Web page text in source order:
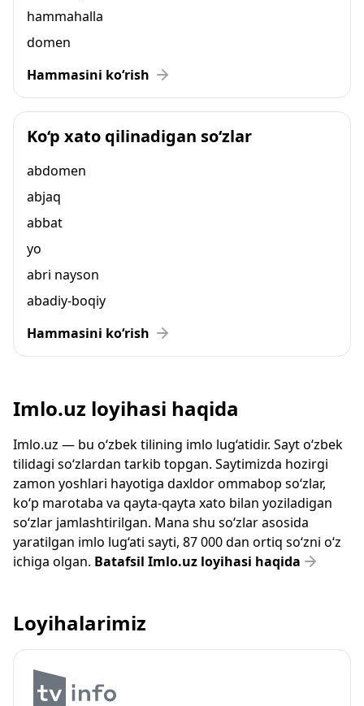
hammahalla
domen
Hammasini ko‘rish
Ko‘p xato qilinadigan so‘zlar
abdomen
abjaq
abbat
yo
abri nayson
abadiy-boqiy
Hammasini ko‘rish
Imlo.uz loyihasi haqida
Imlo.uz — bu o‘zbek tilining imlo lug‘atidir. Sayt o‘zbek
tilidagi so‘zlardan tarkib topgan. Saytimizda hozirgi
zamon yoshlari hayotiga daxldor ommabop so‘zlar,
ko‘p marotaba va qayta-qayta xato bilan yoziladigan
so‘zlar jamlashtirilgan. Mana shu so‘zlar asosida
yaratilgan imlo lug‘ati sayti, 87 000 dan ortiq so‘zni o‘z
ichiga olgan. Batafsil Imlo.uz loyihasi haqida
Loyihalarimiz